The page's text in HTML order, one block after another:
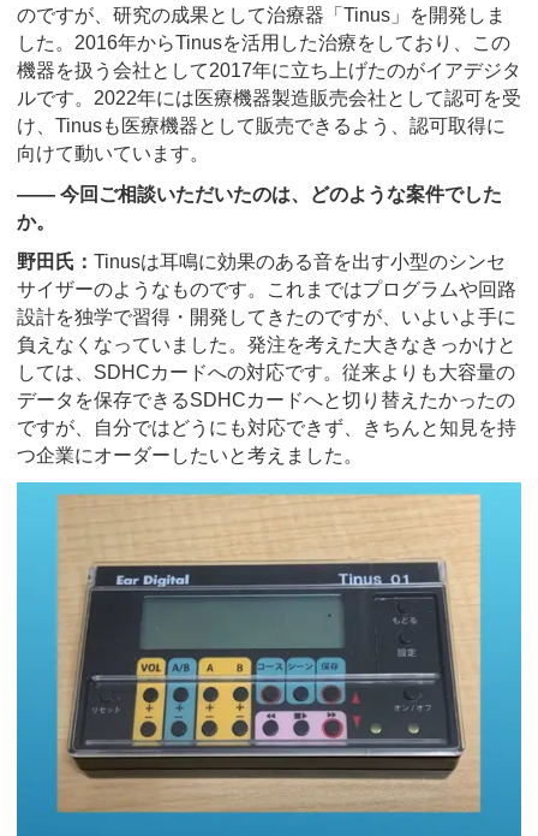
のですが、研究の成果として治療器「Tinus」を開発しま
した。2016年からTinusを活用した治療をしており、この
機器を扱う会社として2017年に立ち上げたのがイアデジタ
ルです。2022年には医療機器製造販売会社として認可を受
け、Tinusも医療機器として販売できるよう、認可取得に
向けて動いています。
―― 今回ご相談いただいたのは、どのような案件でした
か。
野田氏： Tinusは耳鳴に効果のある音を出す小型のシンセ
サイザーのようなものです。これまではプログラムや回路
設計を独学で習得・開発してきたのですが、いよいよ手に
負えなくなっていました。発注を考えた大きなきっかけと
しては、SDHCカードへの対応です。従来よりも大容量の
データを保存できるSDHCカードへと切り替えたかったの
ですが、自分ではどうにも対応できず、きちんと知見を持
つ企業にオーダーしたいと考えました。